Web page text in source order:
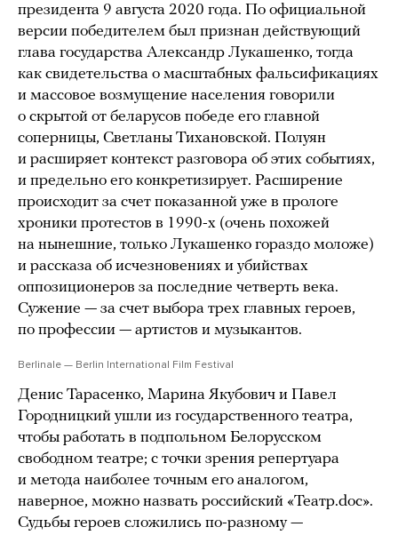
президента 9 августа 2020 года. По официальной
версии победителем был признан действующий
глава государства Александр Лукашенко, тогда
как свидетельства о масштабных фальсификациях
и массовое возмущение населения говорили
о скрытой от беларусов победе его главной
соперницы, Светланы Тихановской. Полуян
и расширяет контекст разговора об этих событиях,
и предельно его конкретизирует. Расширение
происходит за счет показанной уже в прологе
хроники протестов в 1990-х (очень похожей
на нынешние, только Лукашенко гораздо моложе)
и рассказа об исчезновениях и убийствах
оппозиционеров за последние четверть века.
Сужение — за счет выбора трех главных героев,
по профессии — артистов и музыкантов.
Berlinale — Berlin International Film Festival
Денис Тарасенко, Марина Якубович и Павел
Городницкий ушли из государственного театра,
чтобы работать в подпольном Белорусском
свободном театре; с точки зрения репертуара
и метода наиболее точным его аналогом,
наверное, можно назвать российский «Театр.doc».
Судьбы героев сложились по-разному —